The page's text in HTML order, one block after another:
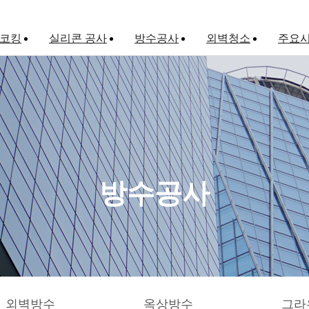
킹 실리콘 공사 방수공사
외벽방수
옥상방수
그라우팅
외벽청소 주요
방수공사
외벽방수 옥상방수 그